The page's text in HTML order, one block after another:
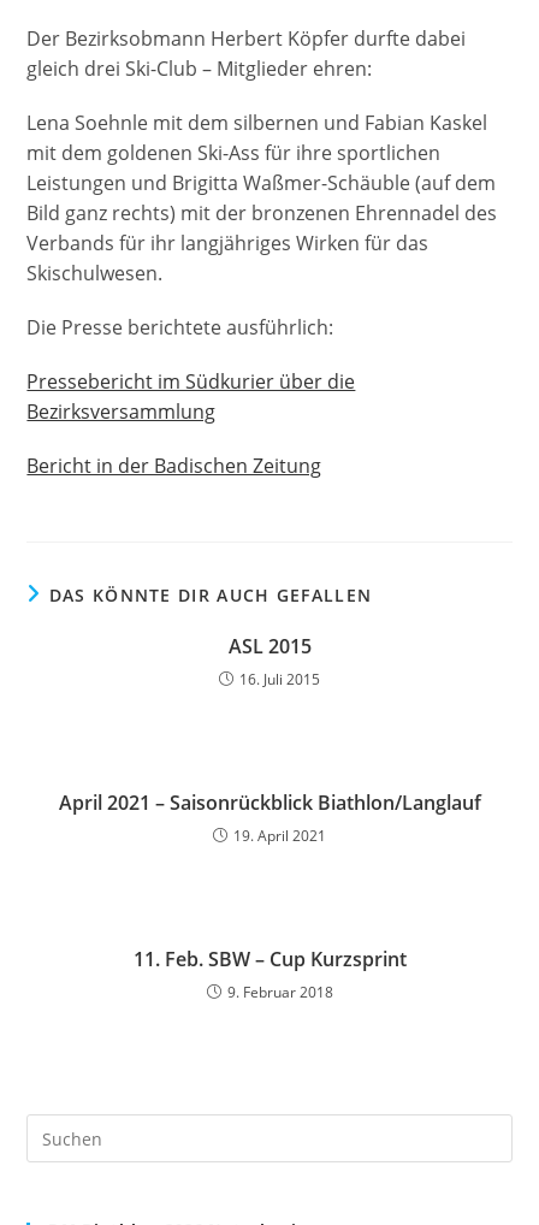
Der Bezirksobmann Herbert Köpfer durfte dabei
gleich drei Ski-Club – Mitglieder ehren:
Lena Soehnle mit dem silbernen und Fabian Kaskel
mit dem goldenen Ski-Ass für ihre sportlichen
Leistungen und Brigitta Waßmer-Schäuble (auf dem
Bild ganz rechts) mit der bronzenen Ehrennadel des
Verbands für ihr langjähriges Wirken für das
Skischulwesen.
Die Presse berichtete ausführlich:
Pressebericht im Südkurier über die
Bezirksversammlung
Bericht in der Badischen Zeitung
DAS KÖNNTE DIR AUCH GEFALLEN
ASL 2015
16. Juli 2015
April 2021 – Saisonrückblick Biathlon/Langlauf
19. April 2021
11. Feb. SBW – Cup Kurzsprint
9. Februar 2018